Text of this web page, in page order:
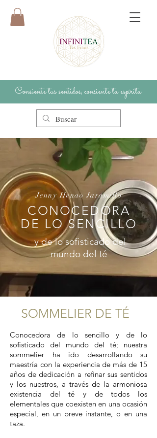
Consiente tus sentidos, consiente tu espíritu
Jenny Henao Jaramillo
CONOCEDORA
DE LO SENCILLO
y de lo sofisticado del
mundo del té
SOMMELIER DE TÉ
Conocedora de lo sencillo y de lo
sofisticado del mundo del té; nuestra
sommelier ha ido desarrollando su
maestría con la experiencia de más de 15
años de dedicación a refinar sus sentidos
y los nuestros, a través de la armoniosa
existencia del té y de todos los
elementales que coexisten en una ocasión
especial, en un breve instante, o en una
taza.